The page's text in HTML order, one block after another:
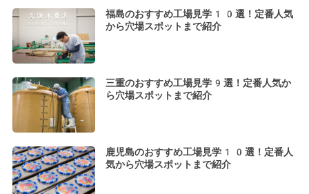
福島のおすすめ工場見学10選！定番人気
から穴場スポットまで紹介
三重のおすすめ工場見学9選！定番人気か
ら穴場スポットまで紹介
鹿児島のおすすめ工場見学10選！定番人
気から穴場スポットまで紹介